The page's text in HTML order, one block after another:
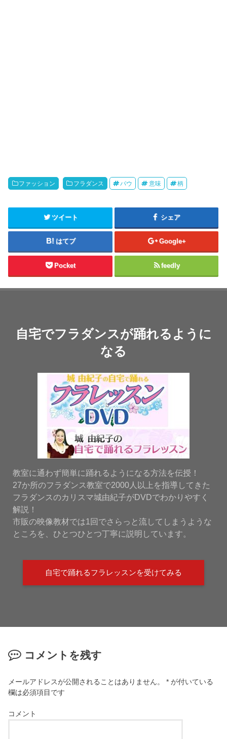
ファッション フラダンス パウ 意味 柄
ツイート シェア
はてブ Google+
Pocket feedly
自宅でフラダンスが踊れるように
なる
教室に通わず簡単に踊れるようになる方法を伝授！
27か所のフラダンス教室で2000人以上を指導してきた
フラダンスのカリスマ城由紀子がDVDでわかりやすく
解説！
市販の映像教材では1回でさらっと流してしまうような
ところを、ひとつひとつ丁寧に説明しています。
自宅で踊れるフラレッスンを受けてみる
コメントを残す
メールアドレスが公開されることはありません。 * が付いている
欄は必須項目です
コメント